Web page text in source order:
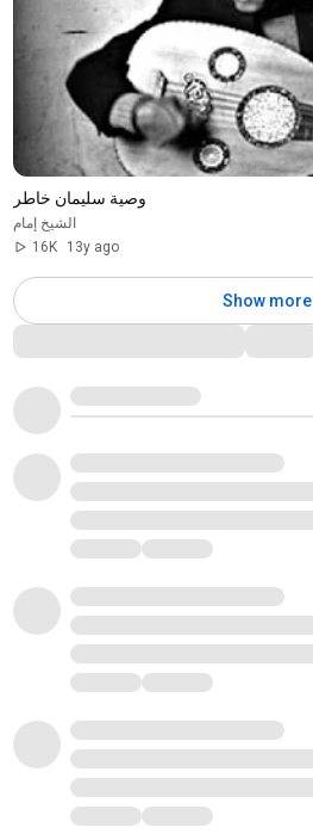
وصية سليمان خاطر
الشيخ إمام
16K
13y ago
Show more